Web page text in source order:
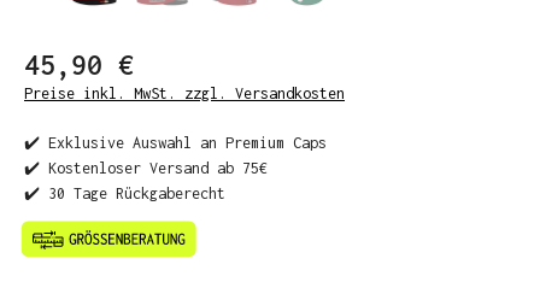
45,90 €
Preise inkl. MwSt. zzgl. Versandkosten
✔️ Exklusive Auswahl an Premium Caps
✔️ Kostenloser Versand ab 75€
✔️ 30 Tage Rückgaberecht